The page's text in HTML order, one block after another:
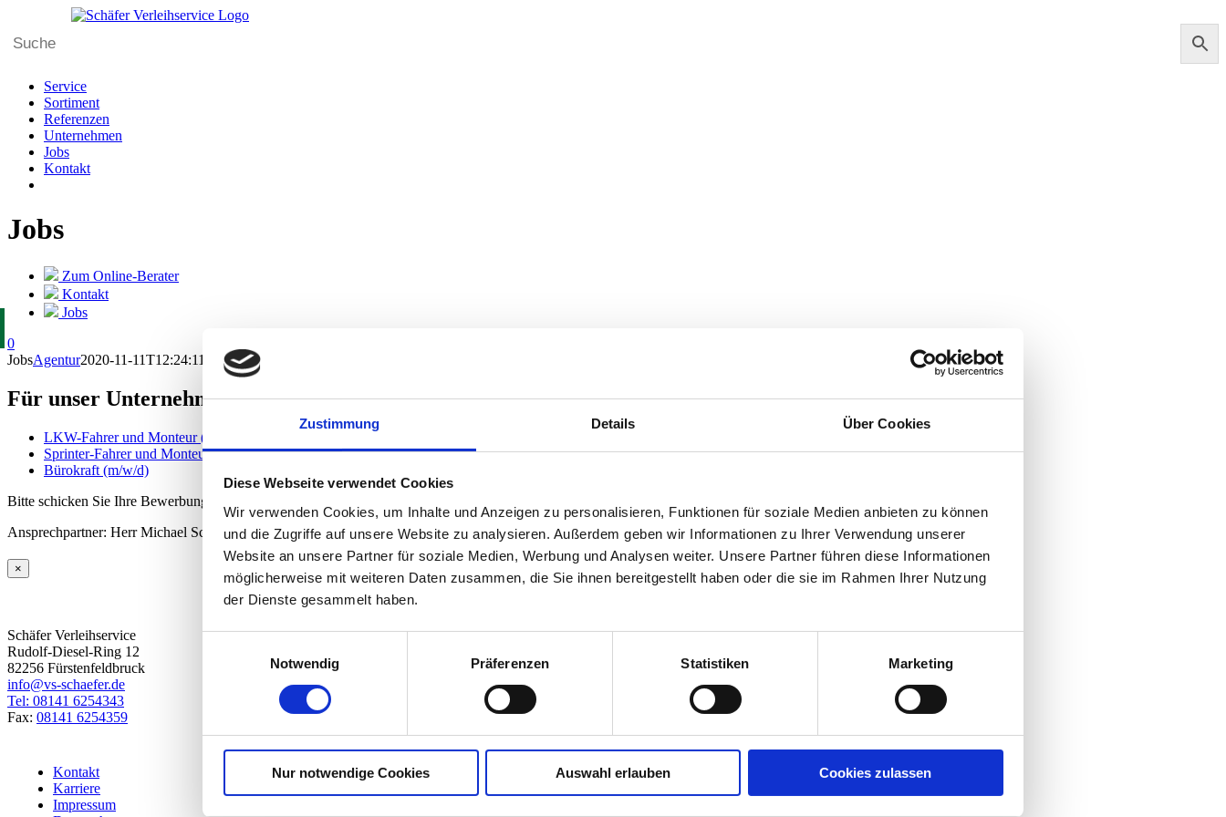
Zustimmung Details Über Cookies
Diese Webseite verwendet Cookies
Wir verwenden Cookies, um Inhalte und Anzeigen zu personalisieren, Funktionen für soziale Medien anbieten zu können
und die Zugriffe auf unsere Website zu analysieren. Außerdem geben wir Informationen zu Ihrer Verwendung unserer
Website an unsere Partner für soziale Medien, Werbung und Analysen weiter. Unsere Partner führen diese Informationen
möglicherweise mit weiteren Daten zusammen, die Sie ihnen bereitgestellt haben oder die sie im Rahmen Ihrer Nutzung
der Dienste gesammelt haben.
Notwendig
Präferenzen Statistiken Marketing
Nur notwendige Cookies Auswahl erlauben Cookies zulassen
content
Service
Sortiment
Referenzen
Unternehmen
Jobs
Kontakt
Jobs
Zum Online-Berater
Kontakt
Jobs
0
JobsAgentur2020-11-11T12:24:11+00:00
Für unser Unternehmen suchen wir motivierte Mitarbeiter:
LKW-Fahrer und Monteur (m/w/d)
Sprinter-Fahrer und Monteur (m/w/d)
Bürokraft (m/w/d)
Bitte schicken Sie Ihre Bewerbung an
Ansprechpartner: Herr Michael Schäfer
Close
product
×
Schäfer Verleihservice
Rudolf-Diesel-Ring 12
82256 Fürstenfeldbruck
info@vs-schaefer.de
Tel: 08141 6254343
Fax: 08141 6254359
Kontakt
Karriere
Impressum